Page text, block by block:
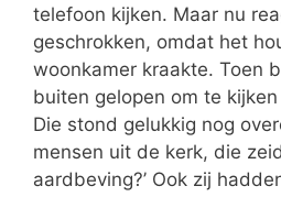
telefoon kijken. Maar nu
geschrokken, omdat het
woonkamer kraakte. Toen
buiten gelopen om te
Die stond gelukkig nog
mensen uit de kerk, die
aardbeving?’ Ook zij